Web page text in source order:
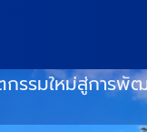
นวิจั
กรรมใหม่สู่การ